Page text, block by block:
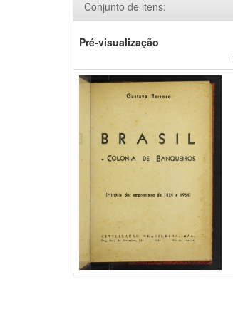
Conjunto de itens:
Pré-visualização